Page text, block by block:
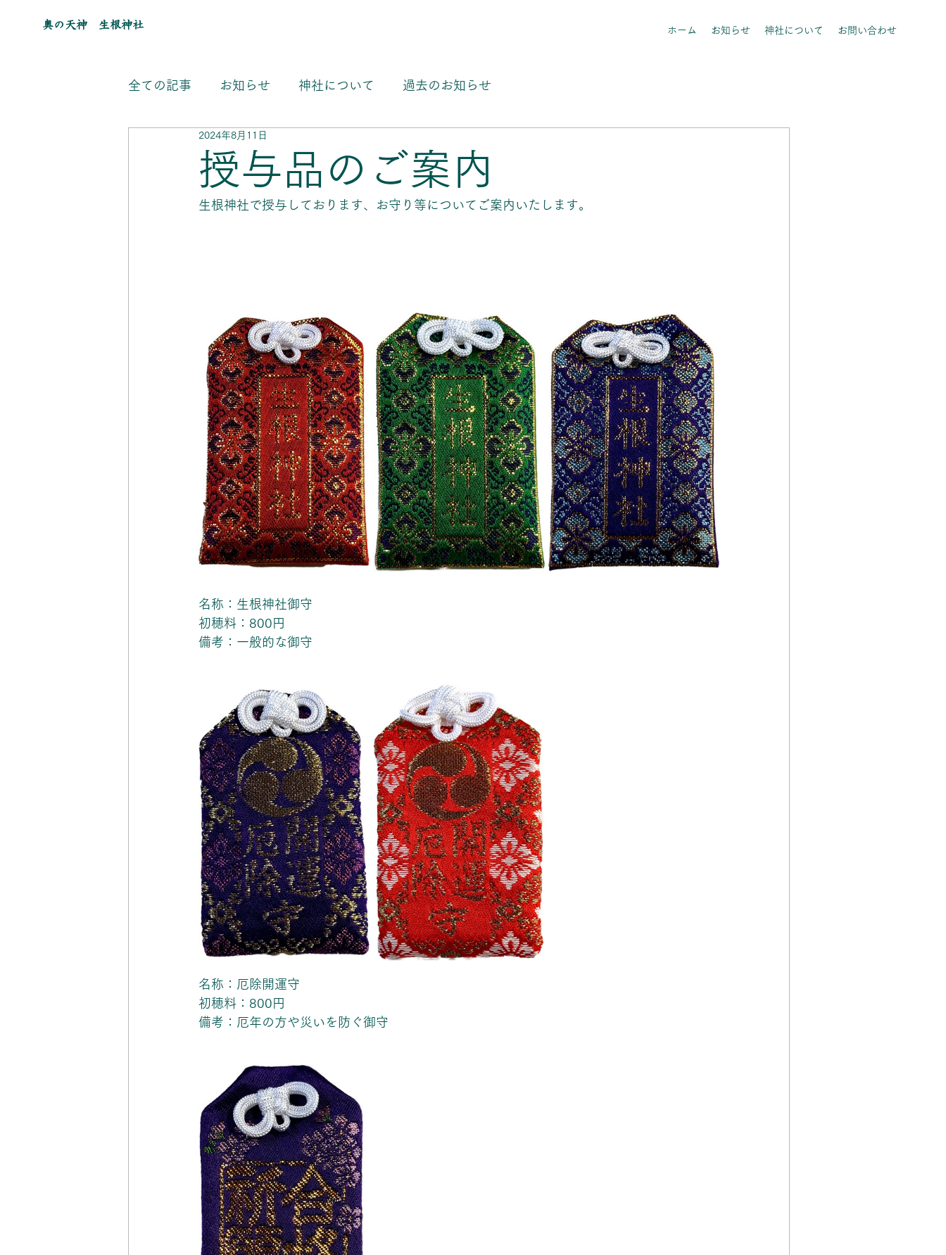
奥の天神 生根神社 ホーム お知らせ 神社について お問い合わせ
全ての記事 お知らせ 神社について 過去のお知らせ
授与品のご案内
2024年8月11日
生根神社で授与しております、お守り等についてご案内いたします。
名称：生根神社御守
初穂料：800円
備考：一般的な御守
名称：厄除開運守
初穂料：800円
備考：厄年の方や災いを防ぐ御守